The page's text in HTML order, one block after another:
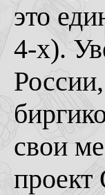
это
4-х).
свои